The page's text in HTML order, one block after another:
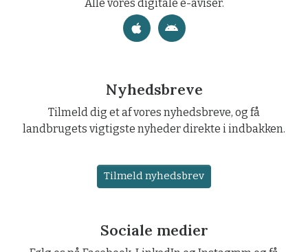
Alle vores digitale e-aviser.
Nyhedsbreve
Tilmeld dig et af vores nyhedsbreve, og få
landbrugets vigtigste nyheder direkte i indbakken.
Tilmeld nyhedsbrev
Sociale medier